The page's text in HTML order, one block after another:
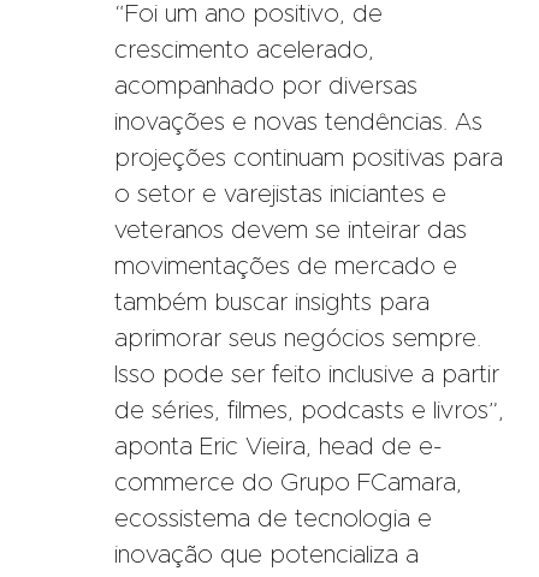
“Foi um ano positivo, de
crescimento acelerado,
acompanhado por diversas
inovações e novas tendências. As
projeções continuam positivas para
o setor e varejistas iniciantes e
veteranos devem se inteirar das
movimentações de mercado e
também buscar insights para
aprimorar seus negócios sempre.
Isso pode ser feito inclusive a partir
de séries, filmes, podcasts e livros”,
aponta Eric Vieira, head de e-
commerce do Grupo FCamara,
ecossistema de tecnologia e
inovação que potencializa a